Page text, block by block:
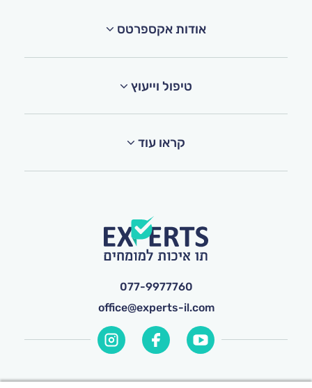
אודות אקספרטס
טיפול וייעוץ
קראו עוד
077-9977760
office@experts-il.com